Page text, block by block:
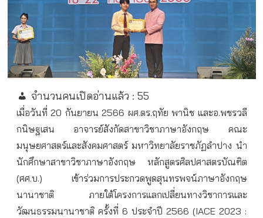
จำนวนคนเปิดอ่านแล้ว : 55
เมื่อวันที่ 20 กันยายน 2566 ผศ.ดร.ฤทัย พานิช และอ.พชรวลี
กนิษฐเสน อาจารย์สังกัดสาขาวิชาภาษาอังกฤษ คณะ
มนุษยศาสตร์และสังคมศาสตร์ มหาวิทยาลัยราชภัฏลำปาง นำ
นักศึกษาสาขาวิชาภาษาอังกฤษ หลักสูตรศิลปศาสตรบัณฑิต
(ศศ.บ.) เข้าร่วมการประกวดพูดสุนทรพจน์ภาษาอังกฤษ
นานาชาติ ภายใต้โครงการแลกเปลี่ยนทางวิชาการและ
วัฒนธรรมนานาชาติ ครั้งที่ 6 ประจำปี 2566 (IACE 2023 :